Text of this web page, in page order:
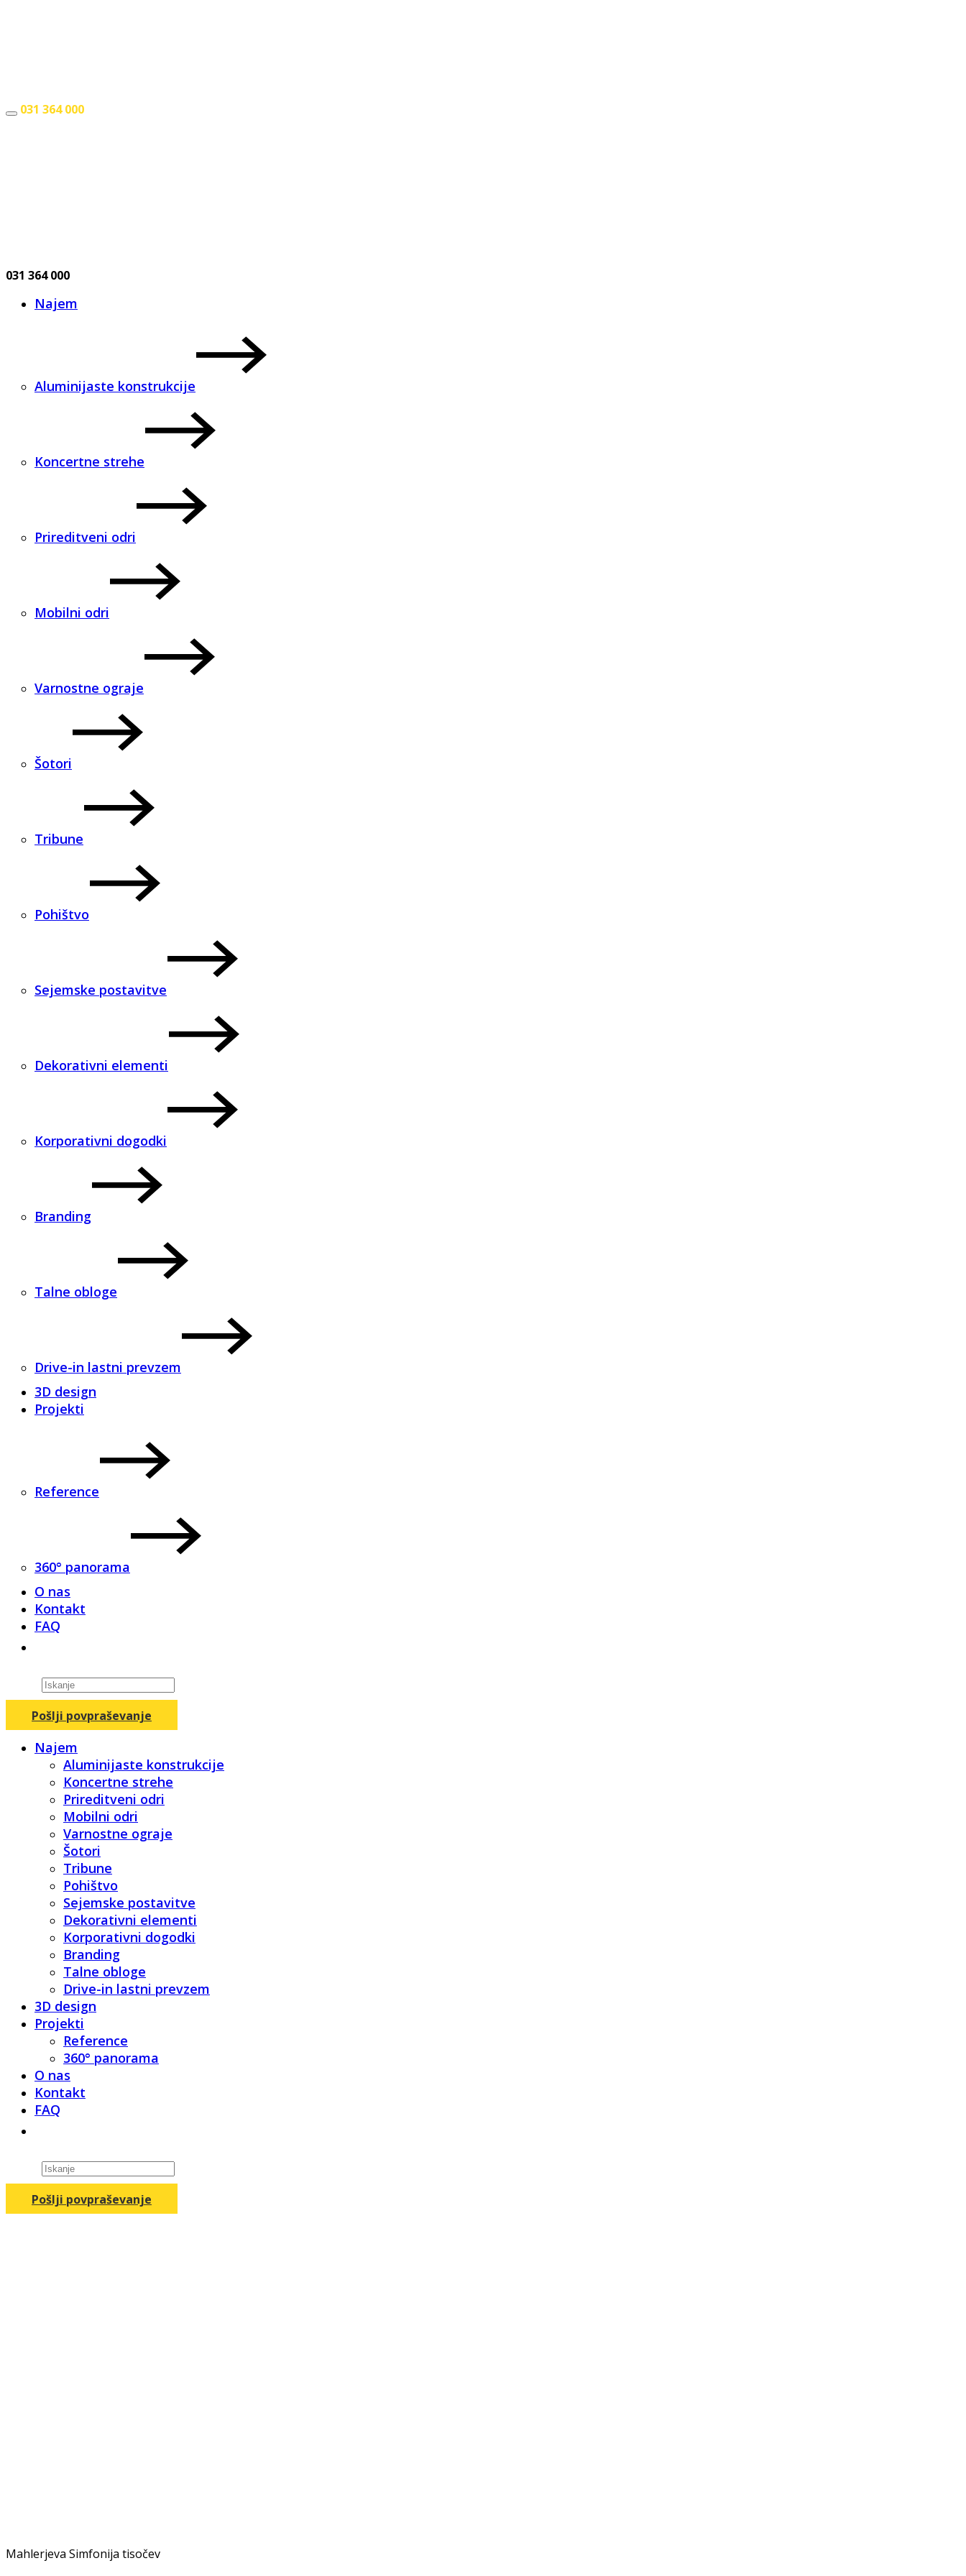
031 364 000
031 364 000
Najem
Aluminijaste konstrukcije
Koncertne strehe
Prireditveni odri
Mobilni odri
Varnostne ograje
Šotori
Tribune
Pohištvo
Sejemske postavitve
Dekorativni elementi
Korporativni dogodki
Branding
Talne obloge
Drive-in lastni prevzem
3D design
Projekti
Reference
360° panorama
O nas
Kontakt
FAQ
Products
search
Pošlji povpraševanje
Najem
Aluminijaste konstrukcije
Koncertne strehe
Prireditveni odri
Mobilni odri
Varnostne ograje
Šotori
Tribune
Pohištvo
Sejemske postavitve
Dekorativni elementi
Korporativni dogodki
Branding
Talne obloge
Drive-in lastni prevzem
3D design
Projekti
Reference
360° panorama
O nas
Kontakt
FAQ
Products
search
Pošlji povpraševanje
Mahlerjeva Simfonija tisočev